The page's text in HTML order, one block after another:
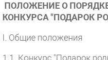
ПОЛОЖЕНИЕ О
КОНКУРСА "ПОДАРОК
I. Общие положения
1.1. Конкурс "Подарок